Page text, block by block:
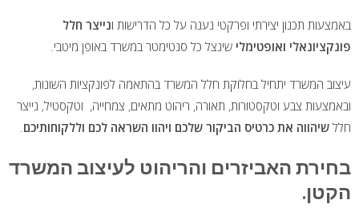
באמצעות תכנון יצירתי ופרקטי נענה על כל הדרישות ונייצר חלל
פונקציונאלי ואופטימלי שינצל כל סנטימטר במשרד באופן מיטבי.
עיצוב המשרד יתחיל בחלוקת חלל המשרד בהתאמה לפונקציות השונות,
ובאמצעות צבע וטקסטורות, תאורה, ריהוט מתאים, צמחייה, וטקסטיל, נייצר
חלל שיהווה את כרטיס הביקור שלכם ויהוו השראה לכם וללקוחותיכם.
בחירת האביזרים והריהוט לעיצוב המשרד
הקטן.